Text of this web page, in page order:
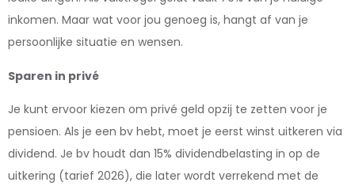
inkomen. Maar wat voor jou genoeg is, hangt af van je
persoonlijke situatie en wensen.
Sparen in privé
Je kunt ervoor kiezen om privé geld opzij te zetten voor je
pensioen. Als je een bv hebt, moet je eerst winst uitkeren via
dividend. Je bv houdt dan 15% dividendbelasting in op de
uitkering (tarief 2026), die later wordt verrekend met de